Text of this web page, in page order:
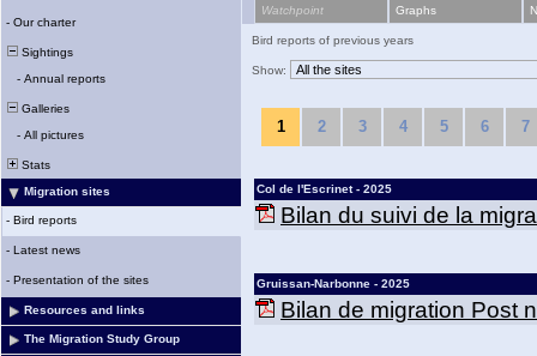
- Our charter
Sightings
- Annual reports
Galleries
- All pictures
Stats
Migration sites
- Bird reports
- Latest news
- Presentation of the sites
Resources and links
The Migration Study Group
Watchpoint Graphs
Bird reports of previous years
Show:
1 2 3 4 5 6 7
Col de l'Escrinet - 2025
Bilan du suivi de la
Gruissan-Narbonne - 2025
Bilan de migration Post